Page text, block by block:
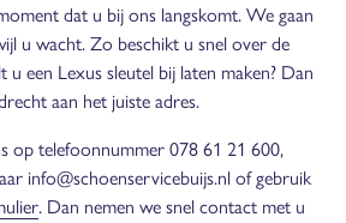
dat u bij ons langskomt. We gaan
u wacht. Zo beschikt u snel over de
u een Lexus sleutel bij laten maken? Dan
aan het juiste adres.
op telefoonnummer 078 61 21 600,
info@schoenservicebuijs.nl of gebruik
. Dan nemen we snel contact met u